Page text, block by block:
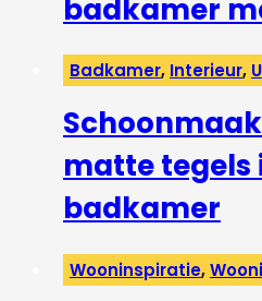
badkamer
Badkamer, Interieur,
matte tegels
badkamer
Wooninspiratie,